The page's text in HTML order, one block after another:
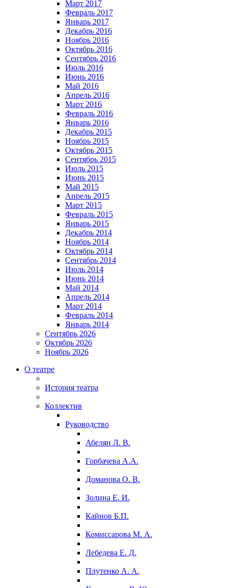
Март 2017
Февраль 2017
Январь 2017
Декабрь 2016
Ноябрь 2016
Октябрь 2016
Сентябрь 2016
Июль 2016
Июнь 2016
Май 2016
Апрель 2016
Март 2016
Февраль 2016
Январь 2016
Декабрь 2015
Ноябрь 2015
Октябрь 2015
Сентябрь 2015
Июль 2015
Июнь 2015
Май 2015
Апрель 2015
Март 2015
Февраль 2015
Январь 2015
Декабрь 2014
Ноябрь 2014
Октябрь 2014
Сентябрь 2014
Июль 2014
Июнь 2014
Май 2014
Апрель 2014
Март 2014
Февраль 2014
Январь 2014
Сентябрь 2026
Октябрь 2026
Ноябрь 2026
О театре
История театра
Коллектив
Руководство
Абелян Л. В.
Горбачева А.А.
Доманова О. В.
Золина Е. И.
Кайнов Б.П.
Комиссарова М. А.
Лебедева Е. Д.
Плутенко А. А.